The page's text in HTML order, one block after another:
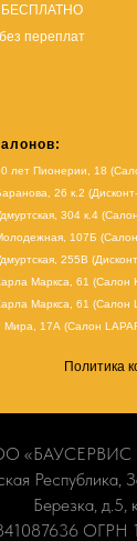
БЕСПЛАТНО
переплат
лет Пионерии, 18
26 к.2
304 к.4
107Б
255В
Маркса, 61 (Салон
Маркса, 61 (Салон
Мира, 17А (Салон
Политика
«БАУСЕРВИС
Республика,
Березка, д.5,
ОГРН